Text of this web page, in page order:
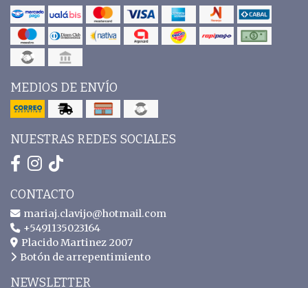
MEDIOS DE ENVÍO
NUESTRAS REDES SOCIALES
CONTACTO
mariaj.clavijo@hotmail.com
+5491135023164
Placido Martinez 2007
Botón de arrepentimiento
NEWSLETTER